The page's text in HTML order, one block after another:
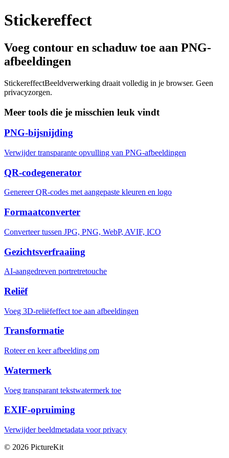
Stickereffect
Voeg contour en schaduw toe aan PNG-
afbeeldingen
StickereffectBeeldverwerking draait volledig in je browser. Geen
privacyzorgen.
Meer tools die je misschien leuk vindt
PNG-bijsnijding
Verwijder transparante opvulling van PNG-afbeeldingen
QR-codegenerator
Genereer QR-codes met aangepaste kleuren en logo
Formaatconverter
Converteer tussen JPG, PNG, WebP, AVIF, ICO
Gezichtsverfraaiing
AI-aangedreven portretretouche
Reliëf
Voeg 3D-reliëfeffect toe aan afbeeldingen
Transformatie
Roteer en keer afbeelding om
Watermerk
Voeg transparant tekstwatermerk toe
EXIF-opruiming
Verwijder beeldmetadata voor privacy
© 2026 PictureKit